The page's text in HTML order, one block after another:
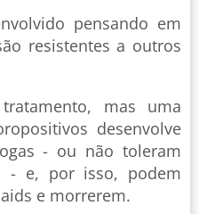
pensando em
resistentes a outros
mas uma
desenvolve
- ou não toleram
- e, por isso, podem
e morrerem.